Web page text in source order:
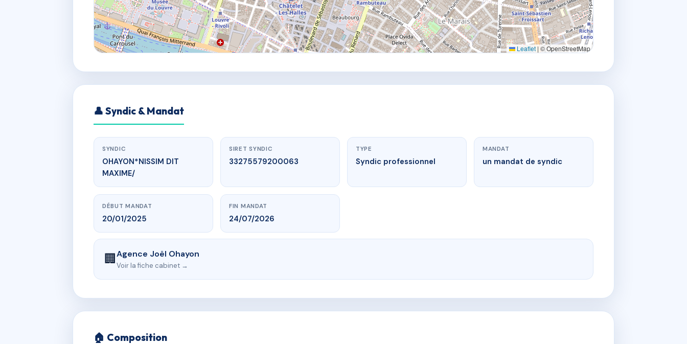
Leaflet | © OpenStreetMap
👤 Syndic & Mandat
SYNDIC
OHAYON*NISSIM DIT
MAXIME/
SIRET SYNDIC
33275579200063
TYPE
Syndic professionnel
MANDAT
un mandat de syndic
DÉBUT MANDAT
20/01/2025
FIN MANDAT
24/07/2026
🏢Agence Joël Ohayon
Voir la fiche cabinet →
🏠 Composition